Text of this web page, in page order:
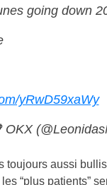
going down
yRwD59xaWy
toujours aussi
“plus patients”